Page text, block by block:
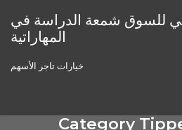
content
للسوق شمعة الدراسة في
المهاراتية
خيارات تاجر الأسهم
Category